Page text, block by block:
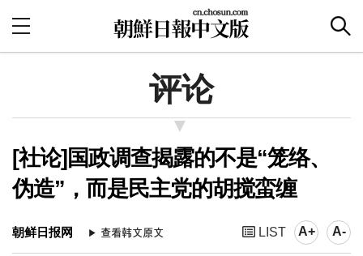
评论
[社论]国政调查揭露的不是“笼络、
伪造”，而是民主党的胡搅蛮缠
朝鲜日报网 LIST A+ A-